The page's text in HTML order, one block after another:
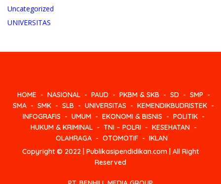
Uncategorized
UNIVERSITAS
HOME NASIONAL PAUD PKBM & SKB SD
SMP
SMA
SMK SLB UNIVERSITAS
KEMENDIKBUDRISTEK
INFOGRAFIS
UMUM EKONOMI & BISNIS
POLITIK
HUKUM & KRIMINAL
TNI – POLRI
KESEHATAN
OLAHRAGA
OTOMOTIF
IKLAN
Copyright © 2022 | Publikasipendidikan.com | All Right
Reserved